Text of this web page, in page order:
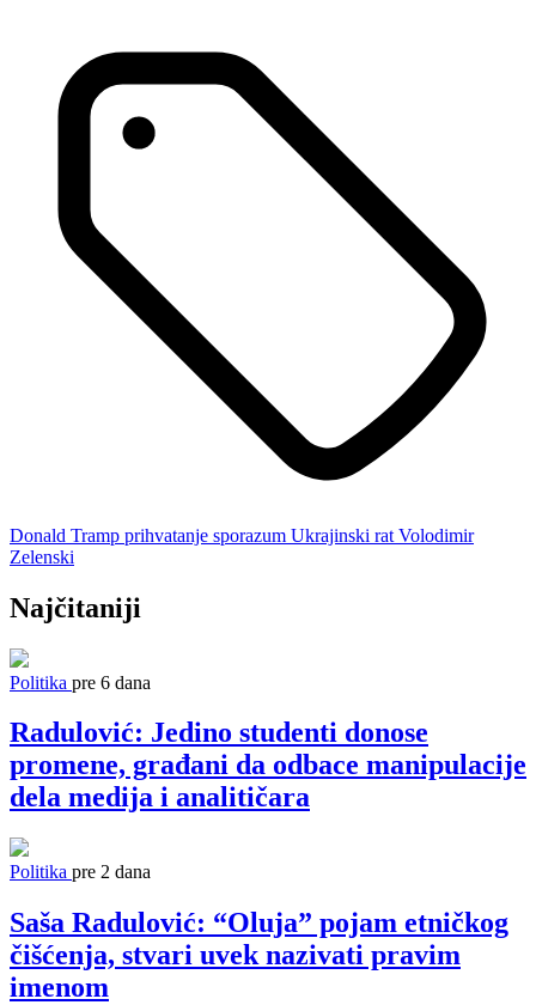
Donald Tramp prihvatanje sporazum Ukrajinski rat Volodimir
Zelenski
Najčitaniji
Politika pre 6 dana
Radulović: Jedino studenti donose
promene, građani da odbace manipulacije
dela medija i analitičara
Politika pre 2 dana
Saša Radulović: “Oluja” pojam etničkog
čišćenja, stvari uvek nazivati pravim
imenom